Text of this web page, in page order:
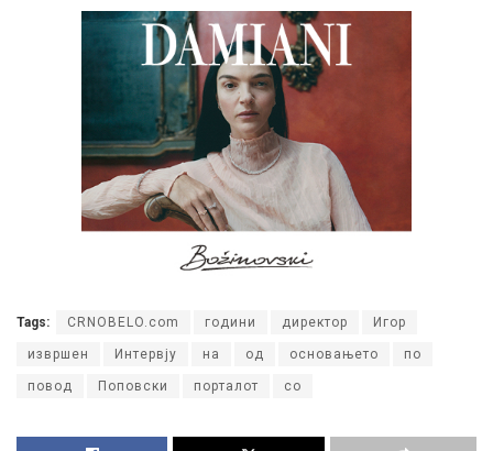
Tags: CRNOBELO.com години директор Игор
извршен Интервју на од основањето по
повод Поповски порталот со